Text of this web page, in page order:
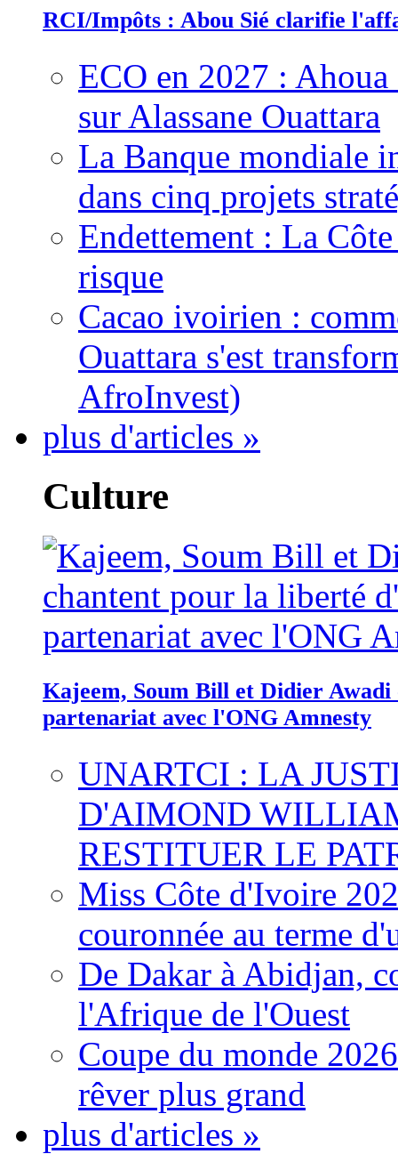
RCI/Impôts : Abou Sié clarifie
ECO en 2027 :
sur Alassane Ouattara
La Banque mondiale
dans cinq projets
Endettement : La
risque
Cacao ivoirien :
Ouattara s'est
AfroInvest)
plus d'articles »
Culture
Kajeem, Soum Bill et Didier
partenariat avec l'ONG Amnesty
UNARTCI : LA
D'AIMOND
RESTITUER LE
Miss Côte d'Ivoire
couronnée au terme
De Dakar à Abidjan,
l'Afrique de l'Ouest
Coupe du monde
rêver plus grand
plus d'articles »